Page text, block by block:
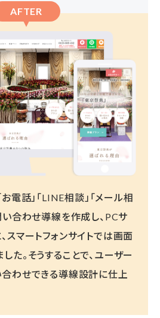
AFTER
電話」「LINE相談」「メール相
い合わせ導線を作成し、PCサ
スマートフォンサイトでは画面
た。そうすることで、ユーザー
わせできる導線設計に仕上